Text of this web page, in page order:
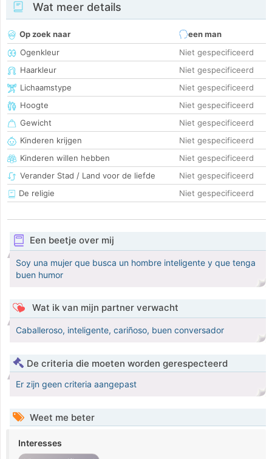
Wat meer details
Op zoek naar
een man
Ogenkleur
Niet gespecificeerd
Haarkleur
Niet gespecificeerd
Lichaamstype
Niet gespecificeerd
Hoogte
Niet gespecificeerd
Gewicht
Niet gespecificeerd
Kinderen krijgen
Niet gespecificeerd
Kinderen willen hebben
Niet gespecificeerd
Verander Stad / Land voor de liefde
Niet gespecificeerd
De religie
Niet gespecificeerd
Een beetje over mij
Soy una mujer que busca un hombre inteligente y que tenga
buen humor
Wat ik van mijn partner verwacht
Caballeroso, inteligente, cariñoso, buen conversador
De criteria die moeten worden gerespecteerd
Er zijn geen criteria aangepast
Weet me beter
Interesses